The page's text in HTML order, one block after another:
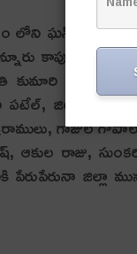
లోని ఘన్ పూర్
కాపు సంఘం
దెబ్బటి జాన్సీ,
పటేల్, జిల్లా
గాజుల
రాజు,
జిల్లా